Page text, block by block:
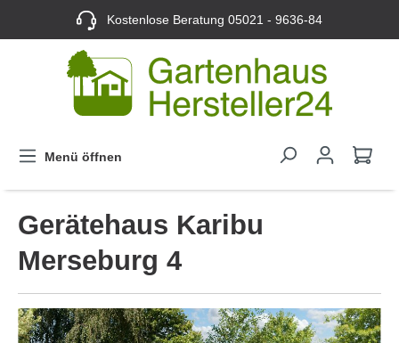
Kostenlose Beratung05021 - 9636-84
Menü öffnen
Gerätehaus Karibu
Merseburg 4